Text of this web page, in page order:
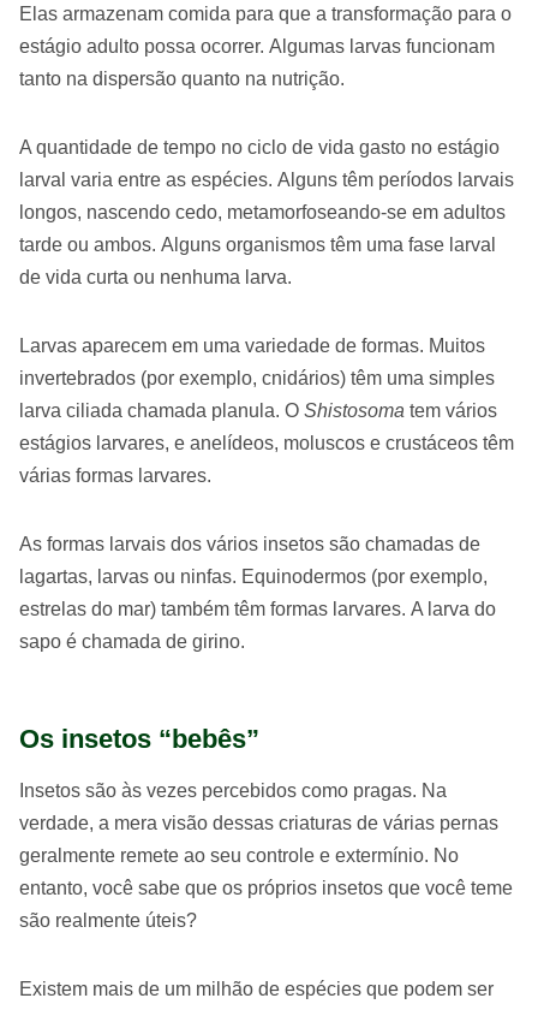
Elas armazenam comida para que a transformação para o
estágio adulto possa ocorrer. Algumas larvas funcionam
tanto na dispersão quanto na nutrição.
A quantidade de tempo no ciclo de vida gasto no estágio
larval varia entre as espécies. Alguns têm períodos larvais
longos, nascendo cedo, metamorfoseando-se em adultos
tarde ou ambos. Alguns organismos têm uma fase larval
de vida curta ou nenhuma larva.
Larvas aparecem em uma variedade de formas. Muitos
invertebrados (por exemplo, cnidários) têm uma simples
larva ciliada chamada planula. O Shistosoma tem vários
estágios larvares, e anelídeos, moluscos e crustáceos têm
várias formas larvares.
As formas larvais dos vários insetos são chamadas de
lagartas, larvas ou ninfas. Equinodermos (por exemplo,
estrelas do mar) também têm formas larvares. A larva do
sapo é chamada de girino.
Os insetos “bebês”
Insetos são às vezes percebidos como pragas. Na
verdade, a mera visão dessas criaturas de várias pernas
geralmente remete ao seu controle e extermínio. No
entanto, você sabe que os próprios insetos que você teme
são realmente úteis?
Existem mais de um milhão de espécies que podem ser